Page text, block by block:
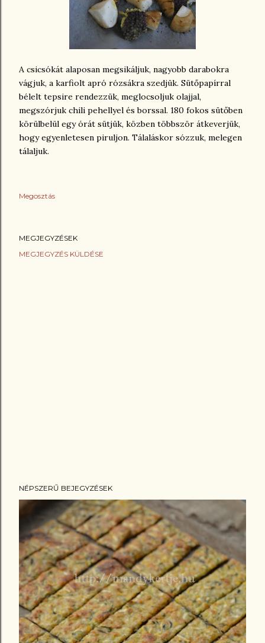
A csicsókát alaposan megsikáljuk, nagyobb darabokra
vágjuk, a karfiolt apró rózsákra szedjük. Sütőpapírral
bélelt tepsire rendezzük, meglocsoljuk olajjal,
megszórjuk chili pehellyel és borssal. 180 fokos sütőben
körülbelül egy órát sütjük, közben többször átkeverjük,
hogy egyenletesen piruljon. Tálaláskor sózzuk, melegen
tálaljuk.
Megosztás
MEGJEGYZÉSEK
MEGJEGYZÉS KÜLDÉSE
NÉPSZERŰ BEJEGYZÉSEK